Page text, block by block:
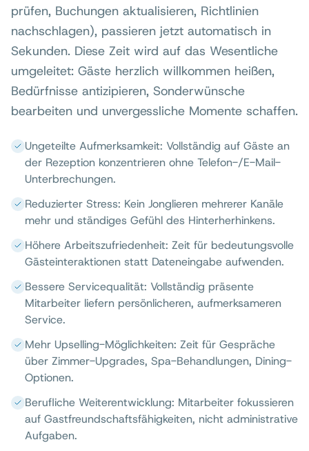
prüfen, Buchungen aktualisieren, Richtlinien
nachschlagen), passieren jetzt automatisch in
Sekunden. Diese Zeit wird auf das Wesentliche
umgeleitet: Gäste herzlich willkommen heißen,
Bedürfnisse antizipieren, Sonderwünsche
bearbeiten und unvergessliche Momente schaffen.
Ungeteilte Aufmerksamkeit: Vollständig auf Gäste an
der Rezeption konzentrieren ohne Telefon-/E-Mail-
Unterbrechungen.
Reduzierter Stress: Kein Jonglieren mehrerer Kanäle
mehr und ständiges Gefühl des Hinterherhinkens.
Höhere Arbeitszufriedenheit: Zeit für bedeutungsvolle
Gästeinteraktionen statt Dateneingabe aufwenden.
Bessere Servicequalität: Vollständig präsente
Mitarbeiter liefern persönlicheren, aufmerksameren
Service.
Mehr Upselling-Möglichkeiten: Zeit für Gespräche
über Zimmer-Upgrades, Spa-Behandlungen, Dining-
Optionen.
Berufliche Weiterentwicklung: Mitarbeiter fokussieren
auf Gastfreundschaftsfähigkeiten, nicht administrative
Aufgaben.